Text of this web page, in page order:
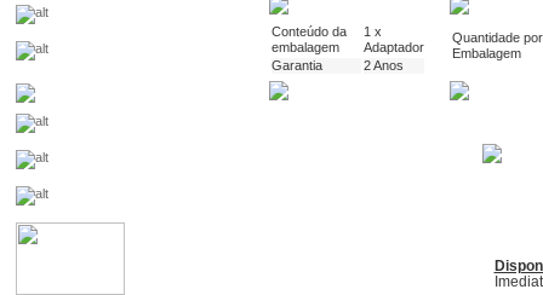
Conteúdo da
embalagem
1 x
Adaptador
Garantia
2 Anos
Quantidade por
Embalagem